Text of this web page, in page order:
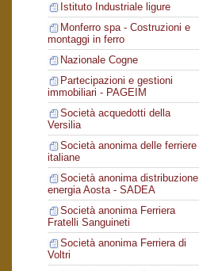
Istituto Industriale ligure
Monferro spa - Costruzioni e
montaggi in ferro
Nazionale Cogne
Partecipazioni e gestioni
immobiliari - PAGEIM
Società acquedotti della
Versilia
Società anonima delle ferriere
italiane
Società anonima distribuzione
energia Aosta - SADEA
Società anonima Ferriera
Fratelli Sanguineti
Società anonima Ferriera di
Voltri